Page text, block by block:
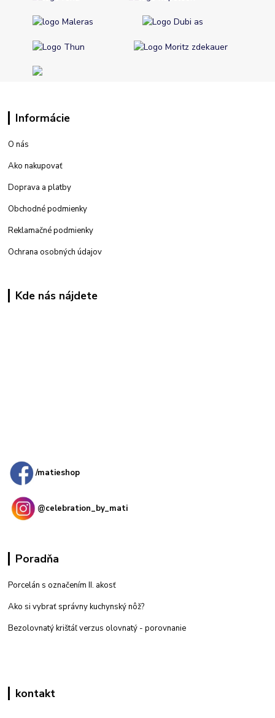
Informácie
O nás
Ako nakupovať
Doprava a platby
Obchodné podmienky
Reklamačné podmienky
Ochrana osobných údajov
Kde nás nájdete
/matieshop
@celebration_by_mati
Poradňa
Porcelán s označením II. akosť
Ako si vybrať správny kuchynský nôž?
Bezolovnatý krištáľ verzus olovnatý - porovnanie
kontakt